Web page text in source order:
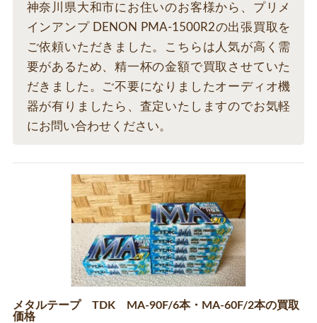
神奈川県大和市にお住いのお客様から、プリメ
インアンプ DENON PMA-1500R2の出張買取を
ご依頼いただきました。こちらは人気が高く需
要があるため、精一杯の金額で買取させていた
だきました。ご不要になりましたオーディオ機
器が有りましたら、査定いたしますのでお気軽
にお問い合わせください。
メタルテープ TDK MA-90F/6本・MA-60F/2本の買取
価格